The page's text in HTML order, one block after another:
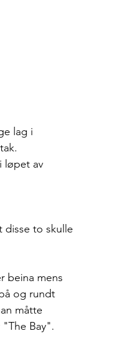
lag i
løpet av
disse to skulle
beina mens
og rundt
måtte
Bay".